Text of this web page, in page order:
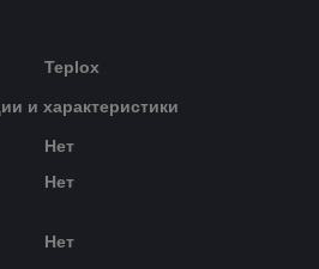
Teplox
и характеристики
Нет
Нет
Нет